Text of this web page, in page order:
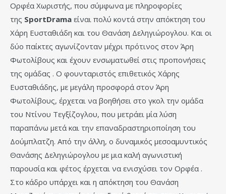
Ορφέα Χωριστής, που σύμφωνα με πληροφορίες
της SportDrama είναι πολύ κοντά στην απόκτηση του
Χάρη Ευσταθιάδη και του Θανάση Δεληγιώρογλου. Και οι
δύο παίκτες αγωνίζονταν μέχρι πρότινος στον Άρη
Φωτολίβους και έχουν ενσωματωθεί στις προπονήσεις
της ομάδας . Ο φουνταριστός επιθετικός Χάρης
Ευσταθιάδης, με μεγάλη προσφορά στον Άρη
Φωτολίβους, έρχεται να βοηθήσει στο γκολ την ομάδα
του Ντίνου Τεγξίζογλου, που μετράει μία λύση
παραπάνω μετά και την επαναδραστηριοποίηση του
Δούμπλατζη. Από την άλλη, ο δυναμικός μεσοαμυντικός
Θανάσης Δεληγιώρογλου με μια καλή αγωνιστική
παρουσία και φέτος έρχεται να ενισχύσει τον Ορφέα .
Στο κάδρο υπάρχει και η απόκτηση του Θανάση